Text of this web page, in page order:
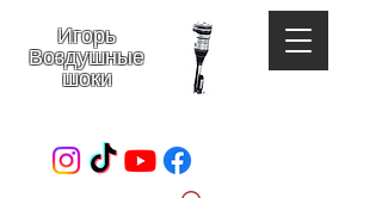
Игорь
Воздушные
шоки